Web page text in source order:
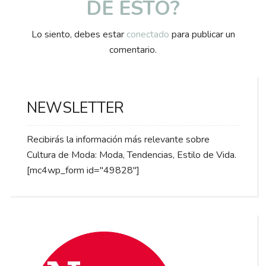
DE ESTO?
Lo siento, debes estar conectado para publicar un
comentario.
NEWSLETTER
Recibirás la información más relevante sobre
Cultura de Moda: Moda, Tendencias, Estilo de Vida.
[mc4wp_form id="49828"]